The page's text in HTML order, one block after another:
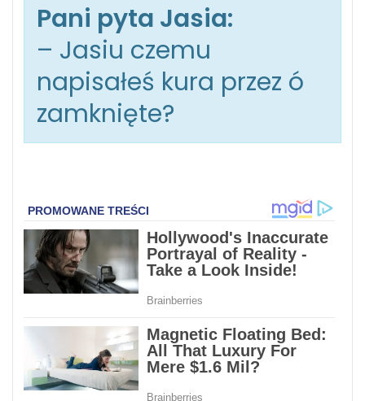
Pani pyta Jasia:
– Jasiu czemu
napisałeś kura przez ó
zamknięte?